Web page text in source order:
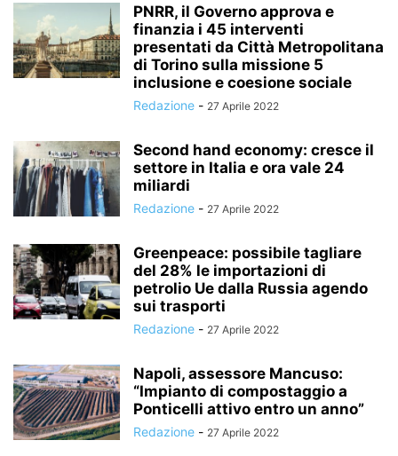
PNRR, il Governo approva e
finanzia i 45 interventi
presentati da Città Metropolitana
di Torino sulla missione 5
inclusione e coesione sociale
Redazione - 27 Aprile 2022
Second hand economy: cresce il
settore in Italia e ora vale 24
miliardi
Redazione - 27 Aprile 2022
Greenpeace: possibile tagliare
del 28% le importazioni di
petrolio Ue dalla Russia agendo
sui trasporti
Redazione - 27 Aprile 2022
Napoli, assessore Mancuso:
“Impianto di compostaggio a
Ponticelli attivo entro un anno”
Redazione - 27 Aprile 2022